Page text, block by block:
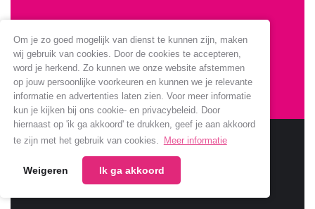
Om je zo goed mogelijk van dienst te kunnen zijn, maken
wij gebruik van cookies. Door de cookies te accepteren,
word je herkend. Zo kunnen we onze website afstemmen
op jouw persoonlijke voorkeuren en kunnen we je relevante
informatie en advertenties laten zien. Voor meer informatie
kun je kijken bij ons cookie- en privacybeleid. Door
hiernaast op 'ik ga akkoord' te drukken, geef je aan akkoord
te zijn met het gebruik van cookies.
Meer informatie
Weigeren Ik ga akkoord
Sponsoring Jumbo verlengt
Jumbo verlengt samenwerking met onze club.